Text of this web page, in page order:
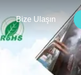
Bize Ulaşın